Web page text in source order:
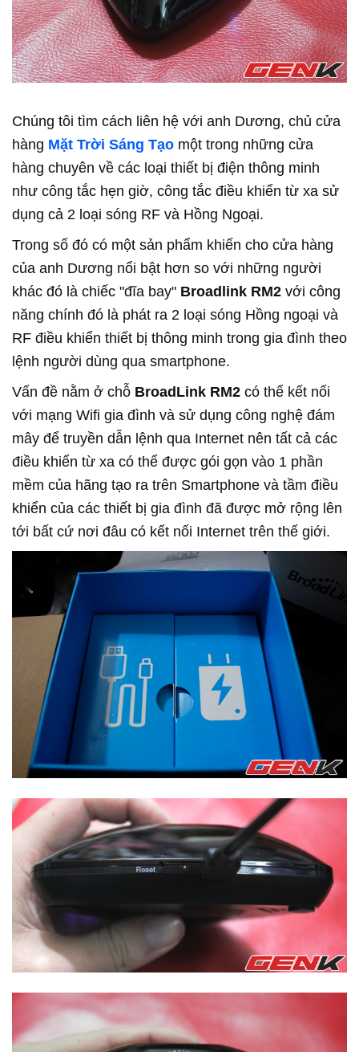
Chúng tôi tìm cách liên hệ với anh Dương, chủ cửa
hàng Mặt Trời Sáng Tạo một trong những cửa
hàng chuyên về các loại thiết bị điện thông minh
như công tắc hẹn giờ, công tắc điều khiển từ xa sử
dụng cả 2 loại sóng RF và Hồng Ngoại.
Trong số đó có một sản phẩm khiến cho cửa hàng
của anh Dương nổi bật hơn so với những người
khác đó là chiếc "đĩa bay" Broadlink RM2 với công
năng chính đó là phát ra 2 loại sóng Hồng ngoại và
RF điều khiển thiết bị thông minh trong gia đình theo
lệnh người dùng qua smartphone.
Vấn đề nằm ở chỗ BroadLink RM2 có thể kết nối
với mạng Wifi gia đình và sử dụng công nghệ đám
mây để truyền dẫn lệnh qua Internet nên tất cả các
điều khiển từ xa có thể được gói gọn vào 1 phần
mềm của hãng tạo ra trên Smartphone và tầm điều
khiển của các thiết bị gia đình đã được mở rộng lên
tới bất cứ nơi đâu có kết nối Internet trên thế giới.